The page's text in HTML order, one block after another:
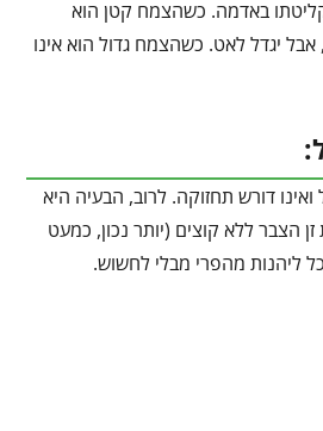
באדמה. כשהצמח קטן הוא
אבל יגדל לאט. כשהצמח גדול הוא אינו
דורש תחזוקה. לרוב, הבעיה היא
הצבר ללא קוצים (יותר נכון, כמעט
ליהנות מהפרי מבלי לחשוש.